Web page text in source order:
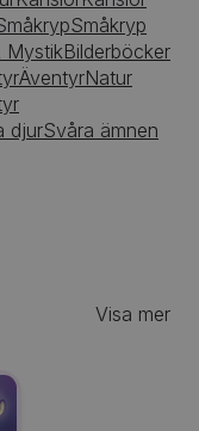
Småkryp
MystikBilderböcker
ÄventyrNatur
djurSvåra ämnen
Visa mer